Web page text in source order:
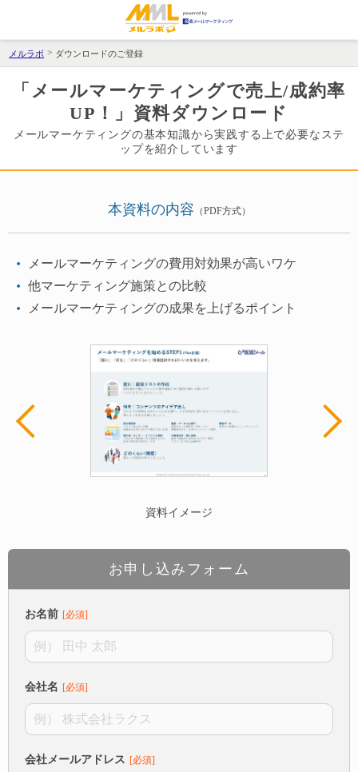
メルラボ ダウンロードのご登録
「メールマーケティングで売上/成約率
UP！」資料ダウンロード
メールマーケティングの基本知識から実践する上で必要なステ
ップを紹介しています
本資料の内容 （PDF方式）
メールマーケティングの費用対効果が高いワケ
他マーケティング施策との比較
メールマーケティングの成果を上げるポイント
資料イメージ
お申し込みフォーム
お名前
会社名
会社メールアドレス